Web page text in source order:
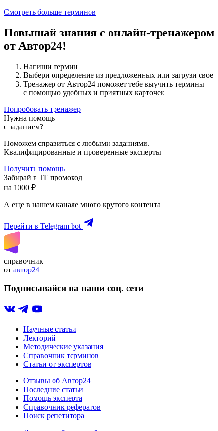
Смотреть больше терминов
Повышай знания с онлайн-тренажером
от Автор24!
Напиши термин
Выбери определение из предложенных или загрузи свое
Тренажер от Автор24 поможет тебе выучить термины
с помощью удобных и приятных карточек
Попробовать тренажер
Нужна помощь
с заданием?
Поможем справиться с любыми заданиями.
Квалифицированные и проверенные эксперты
Получить помощь
Забирай в ТГ промокод
на 1000 ₽
А еще в нашем канале много крутого контента
Перейти в Telegram bot
справочник
от автор24
Подписывайся на наши соц. сети
Научные статьи
Лекторий
Методические указания
Справочник терминов
Статьи от экспертов
Отзывы об Автор24
Последние статьи
Помощь эксперта
Справочник рефератов
Поиск репетитора